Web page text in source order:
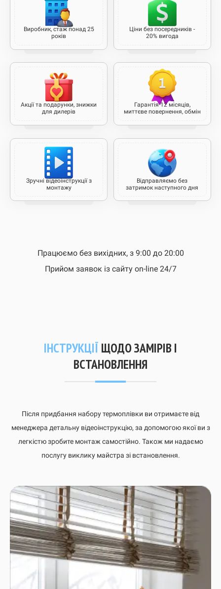
Виробник, стаж понад 25
років
Ціни без посередників -
20% вигода
Акції та подарунки, знижки
для дилерів
Гарантія 12 місяців,
миттєве повернення, обмін
Зручні відеоінструкції з
монтажу
Відправляємо без
затримок наступного дня
Працюємо без вихідних, з 9:00 до 20:00
Прийом заявок із сайту on-line 24/7
ІНСТРУКЦІЇ ЩОДО ЗАМІРІВ І
ВСТАНОВЛЕННЯ
Після придбання набору термоплівки ви отримаєте від
менеджера детальну відеоінструкцію, за допомогою якої ви з
легкістю зробите монтаж самостійно. Також ми надаємо
послугу виклику майстра зі встановлення.